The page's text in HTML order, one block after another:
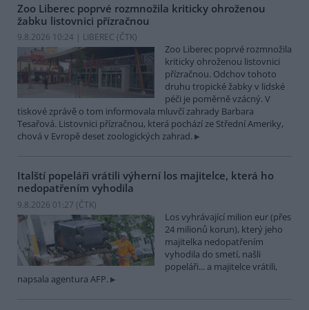
Zoo Liberec poprvé rozmnožila kriticky ohroženou
žabku listovnici přízračnou
9.8.2026 10:24 | LIBEREC (ČTK)
Zoo Liberec poprvé rozmnožila
kriticky ohroženou listovnici
přízračnou. Odchov tohoto
druhu tropické žabky v lidské
péči je poměrně vzácný. V
tiskové zprávě o tom informovala mluvčí zahrady Barbara
Tesařová. Listovnici přízračnou, která pochází ze Střední Ameriky,
chová v Evropě deset zoologických zahrad.
Italští popeláři vrátili výherní los majitelce, která ho
nedopatřením vyhodila
9.8.2026 01:27 (ČTK)
Los vyhrávající milion eur (přes
24 milionů korun), který jeho
majitelka nedopatřením
vyhodila do smetí, našli
popeláři... a majitelce vrátili,
napsala agentura AFP.